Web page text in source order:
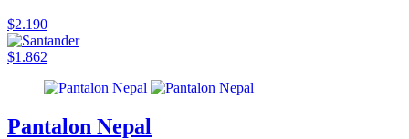
$2.190
$1.862
Pantalon Nepal